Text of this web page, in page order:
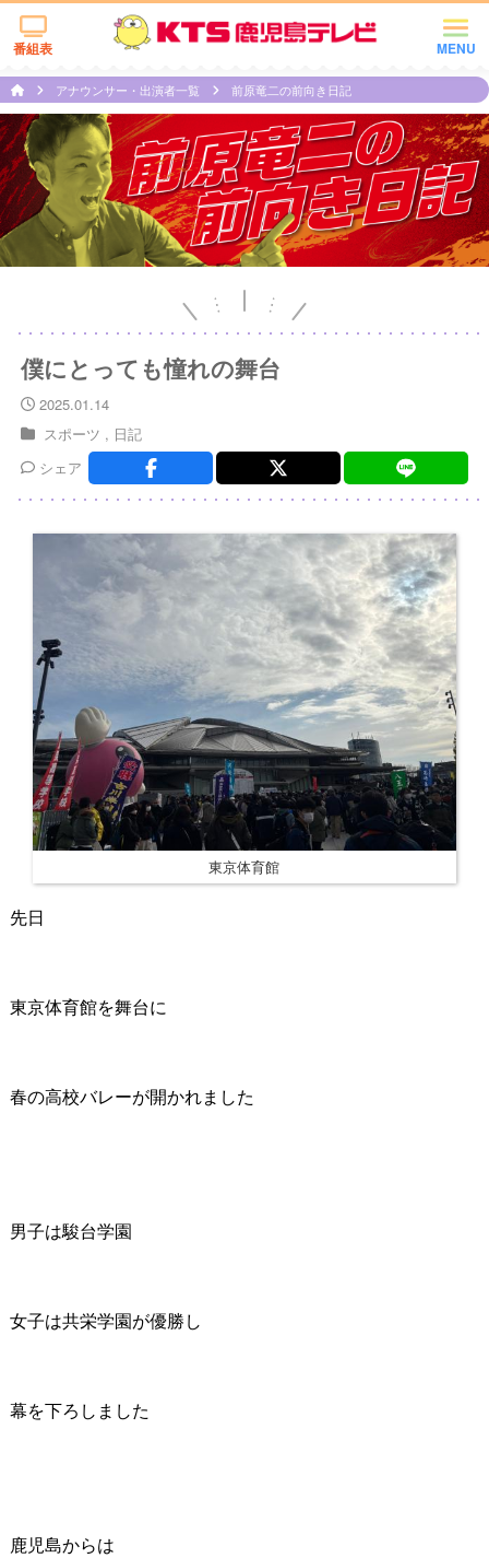
MENU
番組表
アナウンサー・出演者一覧 前原竜二の前向き日記
僕にとっても憧れの舞台
2025.01.14
スポーツ
日記
シェア
東京体育館
先日
東京体育館を舞台に
春の高校バレーが開かれました
男子は駿台学園
女子は共栄学園が優勝し
幕を下ろしました
鹿児島からは